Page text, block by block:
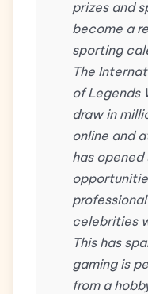
prizes and
become a
sporting
The
of Legends
draw in
online and
has
celebrities
This has
gaming is
from a